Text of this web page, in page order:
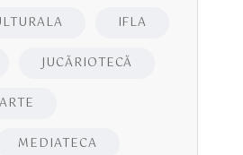
IFLA
JUCĂRIOTECĂ
MEDIATECA